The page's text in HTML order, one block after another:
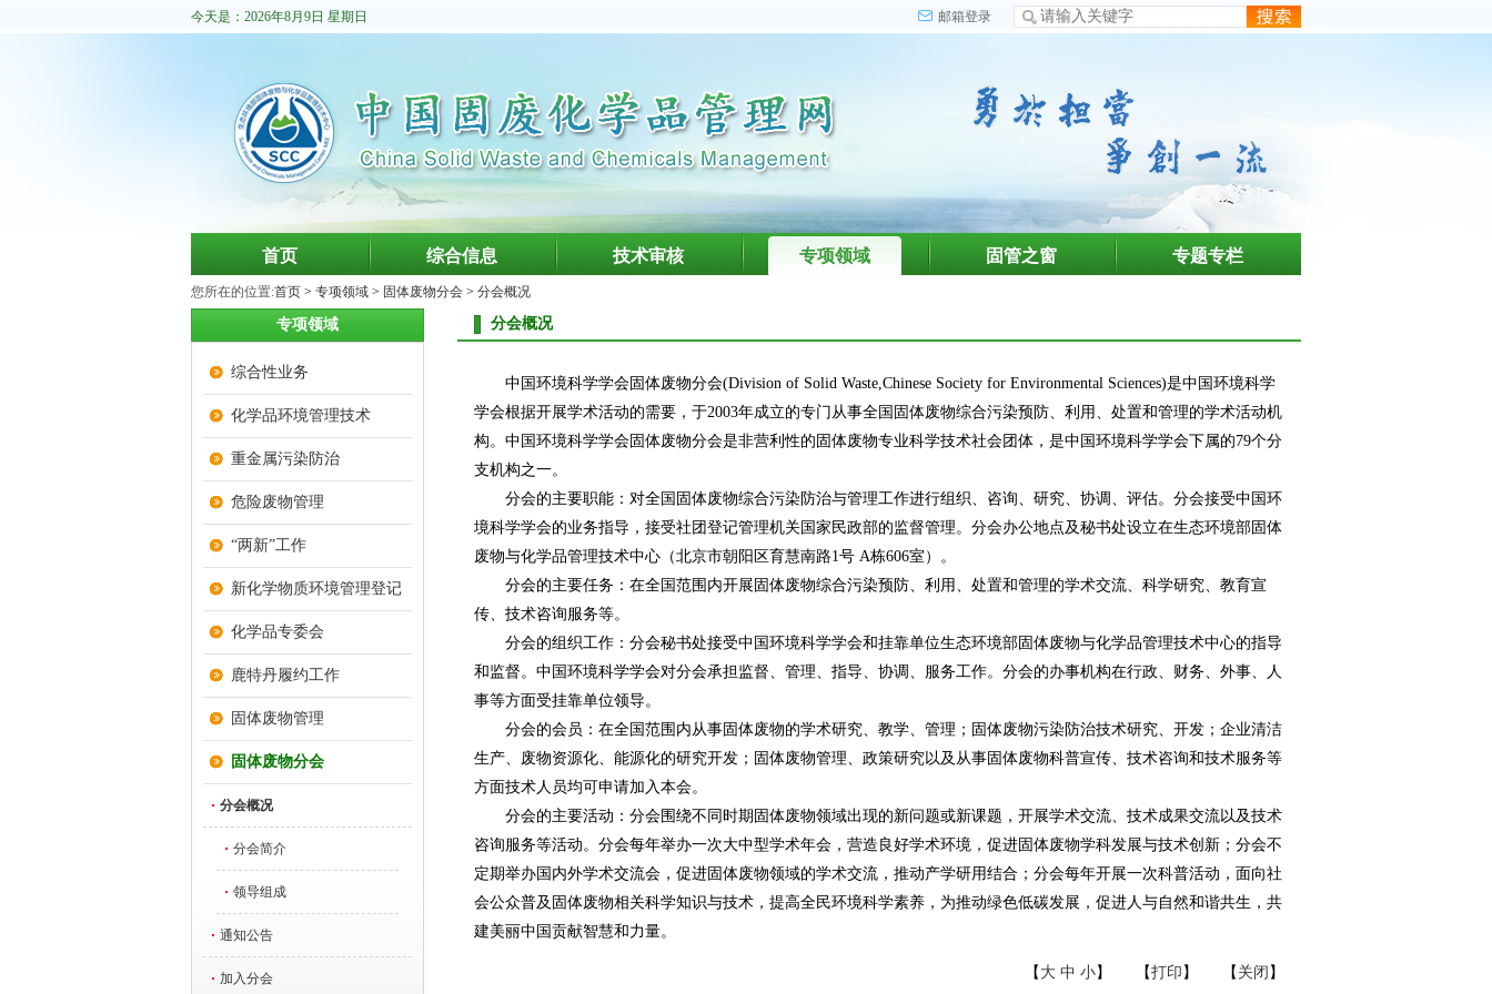
今天是：2026年8月9日 星期日 邮箱登录
首页 综合信息 技术审核 专项领域 固管之窗 专题专栏
您所在的位置:首页 > 专项领域 > 固体废物分会 > 分会概况
专项领域
综合性业务
化学品环境管理技术
重金属污染防治
危险废物管理
“两新”工作
新化学物质环境管理登记
化学品专委会
鹿特丹履约工作
固体废物管理
固体废物分会
分会概况
分会简介
领导组成
通知公告
加入分会
分会概况
中国环境科学学会固体废物分会(Division of Solid Waste,Chinese Society for Environmental Sciences)是中国环境科学
学会根据开展学术活动的需要，于2003年成立的专门从事全国固体废物综合污染预防、利用、处置和管理的学术活动机
构。中国环境科学学会固体废物分会是非营利性的固体废物专业科学技术社会团体，是中国环境科学学会下属的79个分
支机构之一。
分会的主要职能：对全国固体废物综合污染防治与管理工作进行组织、咨询、研究、协调、评估。分会接受中国环
境科学学会的业务指导，接受社团登记管理机关国家民政部的监督管理。分会办公地点及秘书处设立在生态环境部固体
废物与化学品管理技术中心（北京市朝阳区育慧南路1号 A栋606室）。
分会的主要任务：在全国范围内开展固体废物综合污染预防、利用、处置和管理的学术交流、科学研究、教育宣
传、技术咨询服务等。
分会的组织工作：分会秘书处接受中国环境科学学会和挂靠单位生态环境部固体废物与化学品管理技术中心的指导
和监督。中国环境科学学会对分会承担监督、管理、指导、协调、服务工作。分会的办事机构在行政、财务、外事、人
事等方面受挂靠单位领导。
分会的会员：在全国范围内从事固体废物的学术研究、教学、管理；固体废物污染防治技术研究、开发；企业清洁
生产、废物资源化、能源化的研究开发；固体废物管理、政策研究以及从事固体废物科普宣传、技术咨询和技术服务等
方面技术人员均可申请加入本会。
分会的主要活动：分会围绕不同时期固体废物领域出现的新问题或新课题，开展学术交流、技术成果交流以及技术
咨询服务等活动。分会每年举办一次大中型学术年会，营造良好学术环境，促进固体废物学科发展与技术创新；分会不
定期举办国内外学术交流会，促进固体废物领域的学术交流，推动产学研用结合；分会每年开展一次科普活动，面向社
会公众普及固体废物相关科学知识与技术，提高全民环境科学素养，为推动绿色低碳发展，促进人与自然和谐共生，共
建美丽中国贡献智慧和力量。
【 大 中 小】 【打印 】 【 关闭 】